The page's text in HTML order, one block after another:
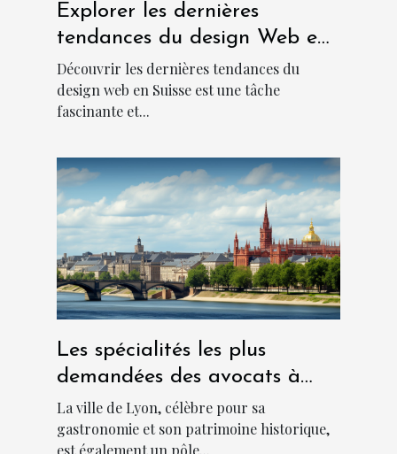
Explorer les dernières
tendances du design Web en
Suisse
Découvrir les dernières tendances du
design web en Suisse est une tâche
fascinante et...
Les spécialités les plus
demandées des avocats à
Lyon
La ville de Lyon, célèbre pour sa
gastronomie et son patrimoine historique,
est également un pôle...